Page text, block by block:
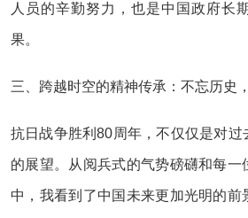
人员的辛勤努力，也是中国政府长
果。
三、跨越时空的精神传承：不忘历史
抗日战争胜利80周年，不仅仅是对
的展望。从阅兵式的气势磅礴和每一
中，我看到了中国未来更加光明的前